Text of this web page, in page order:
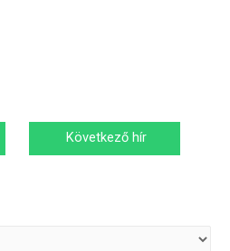
Következő hír